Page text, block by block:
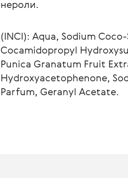
нероли.
(INCI): Aqua, Sodium
Cocamidopropyl
Punica Granatum Fruit
Hydroxyacetophenone,
Parfum, Geranyl Acetate.